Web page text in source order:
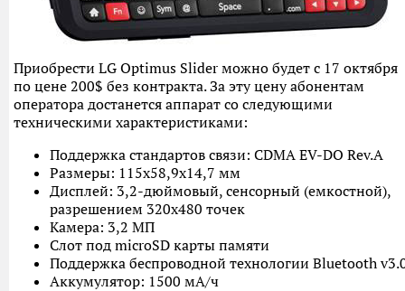
Приобрести LG Optimus Slider можно будет с 17 октября
по цене 200$ без контракта. За эту цену абонентам
оператора достанется аппарат со следующими
техническими характеристиками:
Поддержка стандартов связи: CDMA EV-DO Rev.A
Размеры: 115х58,9х14,7 мм
Дисплей: 3,2-дюймовый, сенсорный (емкостной),
разрешением 320х480 точек
Камера: 3,2 МП
Слот под microSD карты памяти
Поддержка беспроводной технологии Bluetooth
Аккумулятор: 1500 мА/ч